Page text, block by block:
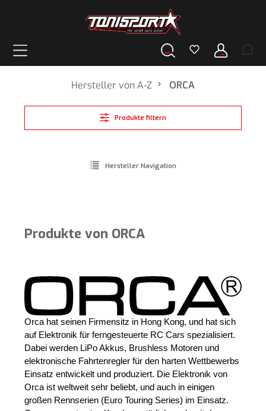
Hersteller von A-Z ORCA
Produkte filtern
Hersteller Navigation
Produkte von ORCA
Orca hat seinen Firmensitz in Hong Kong, und hat sich
auf Elektronik für ferngesteuerte RC Cars spezialisiert.
Dabei werden LiPo Akkus, Brushless Motoren und
elektronische Fahrtenregler für den harten Wettbewerbs
Einsatz entwickelt und produziert. Die Elektronik von
Orca ist weltweit sehr beliebt, und auch in einigen
großen Rennserien (Euro Touring Series) im Einsatz.